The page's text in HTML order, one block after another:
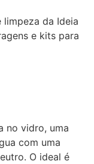
limpeza da Ideia
e kits para
no vidro, uma
com uma
O ideal é